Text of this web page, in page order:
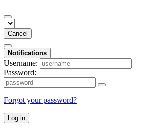
Cancel
Notifications
Username:
Password:
Forgot your password?
Log in